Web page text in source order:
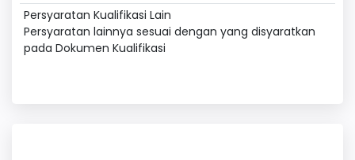
Persyaratan Kualifikasi Lain
Persyaratan lainnya sesuai dengan yang disyaratkan
pada Dokumen Kualifikasi